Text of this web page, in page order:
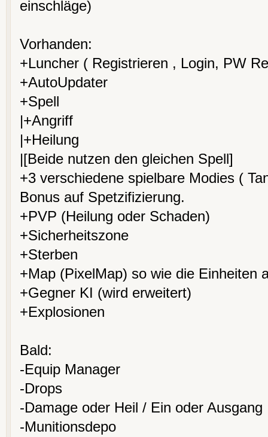
einschläge)
Vorhanden:
+Luncher ( Registrieren , Login, PW
+AutoUpdater
+Spell
|+Angriff
|+Heilung
|[Beide nutzen den gleichen Spell]
+3 verschiedene spielbare Modies (
Bonus auf Spetzifizierung.
+PVP (Heilung oder Schaden)
+Sicherheitszone
+Sterben
+Map (PixelMap) so wie die Einheiten
+Gegner KI (wird erweitert)
+Explosionen
Bald:
-Equip Manager
-Drops
-Damage oder Heil / Ein oder Ausgang
-Munitionsdepo